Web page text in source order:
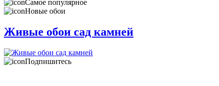
Самое популярное
Новые обои
Живые обои сад камней
Подпишитесь